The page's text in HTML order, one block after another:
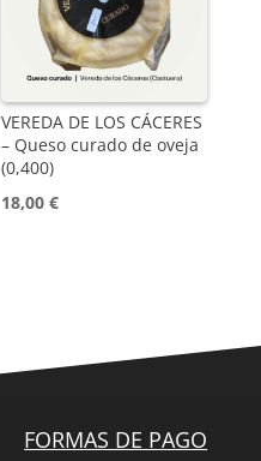
VEREDA DE LOS CÁCERES
– Queso curado de oveja
(0,400)
18,00€
FORMAS DE PAGO